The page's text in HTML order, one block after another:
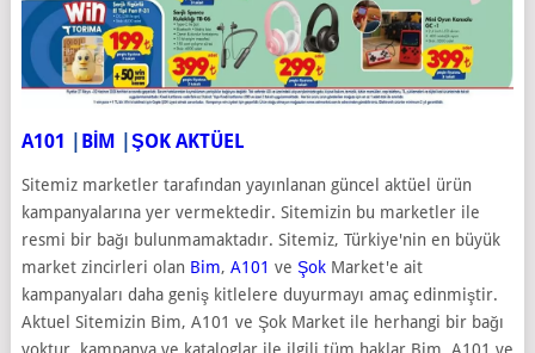
A101 BİM ŞOK AKTÜEL
Sitemiz marketler tarafından yayınlanan güncel aktüel ürün
kampanyalarına yer vermektedir. Sitemizin bu marketler ile
resmi bir bağı bulunmamaktadır. Sitemiz, Türkiye'nin en büyük
market zincirleri olan Bim, A101 ve ŞokMarket'e ait
kampanyaları daha geniş kitlelere duyurmayı amaç edinmiştir.
Aktuel Sitemizin Bim, A101 ve Şok Market ile herhangi bir bağı